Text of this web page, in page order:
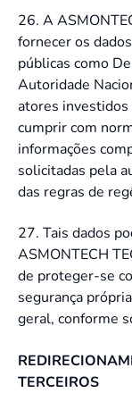
26. A
fornecer os
públicas como
Autoridade
atores
cumprir com
informações
solicitadas pela
das regras de
27. Tais dados
ASMONTECH
de proteger-se
segurança
geral, conforme
TERCEIROS